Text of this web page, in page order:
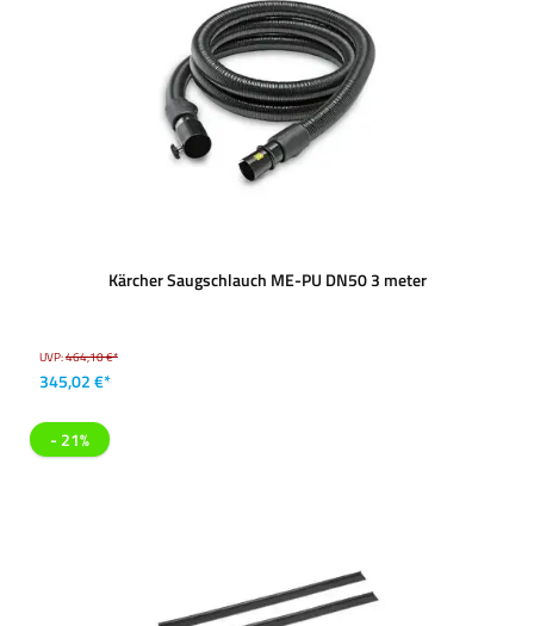
Kärcher Saugschlauch ME-PU DN50 3 meter
UVP:464,10 €*
345,02 €*
- 21%